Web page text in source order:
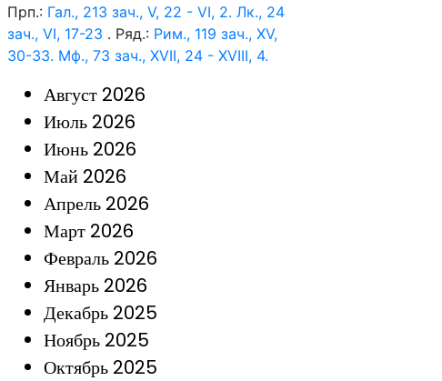
Прп.: Гал., 213 зач., V, 22 - VI, 2. Лк., 24
зач., VI, 17-23 . Ряд.: Рим., 119 зач., XV,
30-33. Мф., 73 зач., XVII, 24 - XVIII, 4.
Август 2026
Июль 2026
Июнь 2026
Май 2026
Апрель 2026
Март 2026
Февраль 2026
Январь 2026
Декабрь 2025
Ноябрь 2025
Октябрь 2025